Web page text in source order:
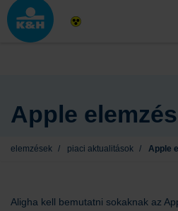
Apple
elemzések / piaci aktualitások / Apple
Aligha kell bemutatni sokaknak az